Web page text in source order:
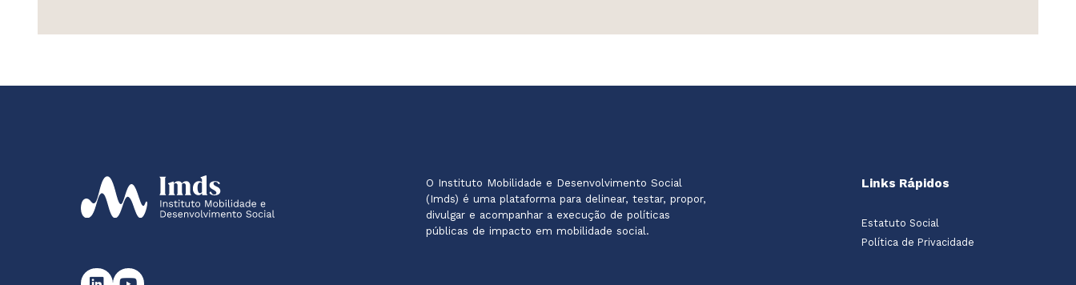
O Instituto Mobilidade e Desenvolvimento Social
(Imds) é uma plataforma para delinear, testar, propor,
divulgar e acompanhar a execução de políticas
públicas de impacto em mobilidade social.
Links Rápidos
Estatuto Social
Política de Privacidade